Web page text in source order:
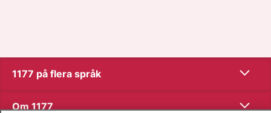
1177 på flera språk Visa
Om 1177 Visa